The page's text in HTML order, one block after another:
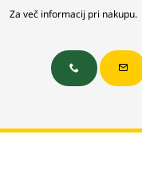
Za več informacij pri nakupu.